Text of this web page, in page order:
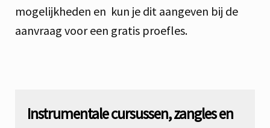
mogelijkheden en kun je dit aangeven bij de
aanvraag voor een gratis proefles.
Instrumentale cursussen, zangles en